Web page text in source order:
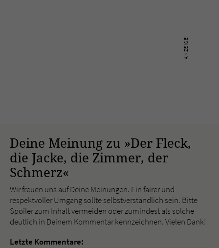
Deine Meinung zu »Der Fleck,
die Jacke, die Zimmer, der
Schmerz«
Wir freuen uns auf Deine Meinungen. Ein fairer und
respektvoller Umgang sollte selbstverständlich sein. Bitte
Spoiler zum Inhalt vermeiden oder zumindest als solche
deutlich in Deinem Kommentar kennzeichnen. Vielen Dank!
Letzte Kommentare: